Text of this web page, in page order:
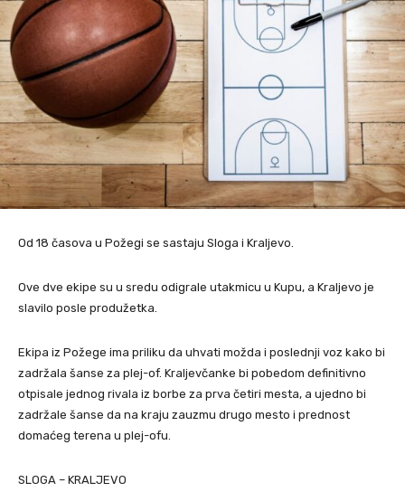
Od 18 časova u Požegi se sastaju Sloga i Kraljevo.
Ove dve ekipe su u sredu odigrale utakmicu u Kupu, a Kraljevo je
slavilo posle produžetka.
Ekipa iz Požege ima priliku da uhvati možda i poslednji voz kako bi
zadržala šanse za plej-of. Kraljevčanke bi pobedom definitivno
otpisale jednog rivala iz borbe za prva četiri mesta, a ujedno bi
zadržale šanse da na kraju zauzmu drugo mesto i prednost
domaćeg terena u plej-ofu.
SLOGA – KRALJEVO